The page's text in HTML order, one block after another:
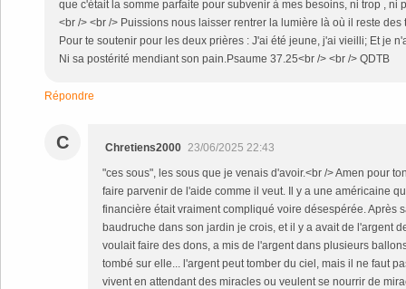
que c'était la somme parfaite pour subvenir à mes besoins, ni trop , ni
<br /> <br /> Puissions nous laisser rentrer la lumière là où il reste des
Pour te soutenir pour les deux prières : J'ai été jeune, j'ai vieilli; Et je
Ni sa postérité mendiant son pain.Psaume 37.25<br /> <br /> QDTB
Répondre
C Chretiens2000 23/06/2025 22:43
"ces sous", les sous que je venais d'avoir.<br /> Amen pour
faire parvenir de l'aide comme il veut. Il y a une américaine
financière était vraiment compliqué voire désespérée. Après
baudruche dans son jardin je crois, et il y a avait de l'argent
voulait faire des dons, a mis de l'argent dans plusieurs
tombé sur elle... l'argent peut tomber du ciel, mais il ne faut
vivent en attendant des miracles ou veulent se nourrir de